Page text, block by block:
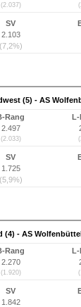
(2.037)
SV
2.103
(7,2%)
(5) - AS
Rang
2.497
(2.033)
SV
1.725
(5,9%)
(4) - AS
Rang
2.270
(1.920)
SV
1.842